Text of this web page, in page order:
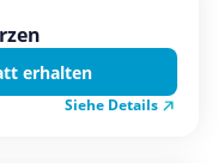
erhalten
Siehe Details